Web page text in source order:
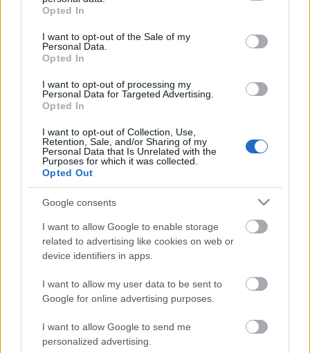
grant or deny consent to Google and its third-party tags to
use your data for below specified purposes in below Google
consent section.
Opted In
I want to opt-out of the Sale of my
Personal Data.
Opted In
I want to opt-out of processing my
Personal Data for Targeted Advertising.
Opted In
I want to opt-out of Collection, Use,
Retention, Sale, and/or Sharing of my
Personal Data that Is Unrelated with the
Purposes for which it was collected.
Opted Out
Google consents
I want to allow Google to enable storage
related to advertising like cookies on web or
device identifiers in apps.
I want to allow my user data to be sent to
Google for online advertising purposes.
I want to allow Google to send me
personalized advertising.
Januártól a németországi szinten lehet a magyar
emelt literenként 41 forinttal adót. (444.hu) Mi,
idősebbek még emlékszünk arra az időre, amikor
devizarubel, transzfer rubel és klíring rubel — és…
Parragh és a relatív értékrend [318.]